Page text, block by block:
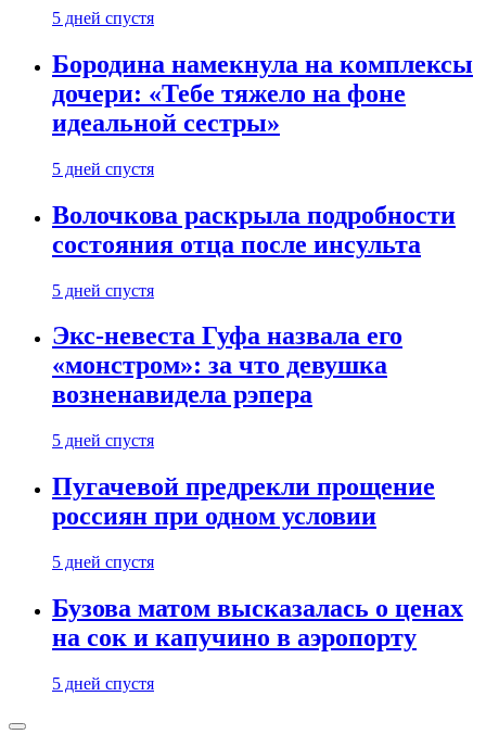
5 дней спустя
Бородина намекнула на комплексы
дочери: «Тебе тяжело на фоне
идеальной сестры»
5 дней спустя
Волочкова раскрыла подробности
состояния отца после инсульта
5 дней спустя
Экс-невеста Гуфа назвала его
«монстром»: за что девушка
возненавидела рэпера
5 дней спустя
Пугачевой предрекли прощение
россиян при одном условии
5 дней спустя
Бузова матом высказалась о ценах
на сок и капучино в аэропорту
5 дней спустя